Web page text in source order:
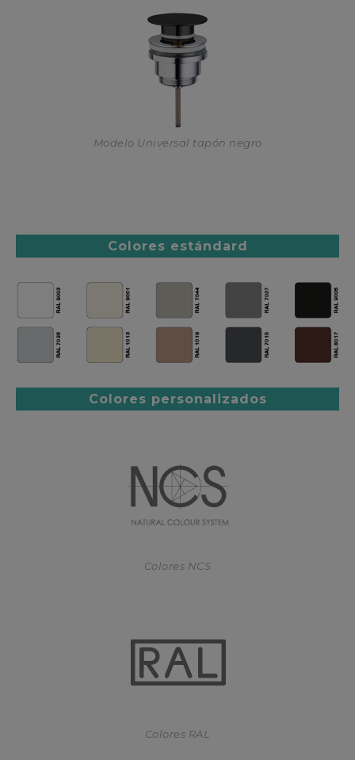
Modelo Universal tapón negro
Colores estándard
Colores personalizados
Colores NCS
Colores RAL